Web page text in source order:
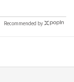
Recommended by